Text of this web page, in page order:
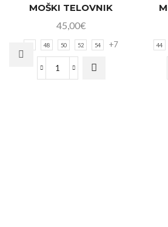
MOŠKI TELOVNIK
45,00€
48 50 52 54 +7 44